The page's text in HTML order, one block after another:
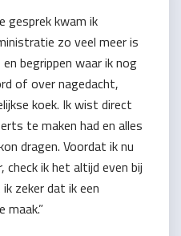
gesprek kwam ik
zo veel meer is
begrippen waar ik nog
of over nagedacht,
koek. Ik wist direct
te maken had en alles
dragen. Voordat ik nu
ik het altijd even bij
zeker dat ik een
maak.”